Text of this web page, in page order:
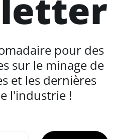
pour des
sur le minage de
et les dernières
l'industrie !